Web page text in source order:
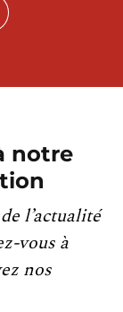
notre
l’actualité
vous à
nos